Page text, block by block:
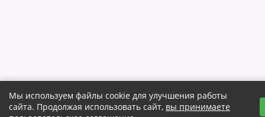
Мы используем файлы cookie для улучшения работы
сайта. Продолжая использовать сайт, вы принимаете